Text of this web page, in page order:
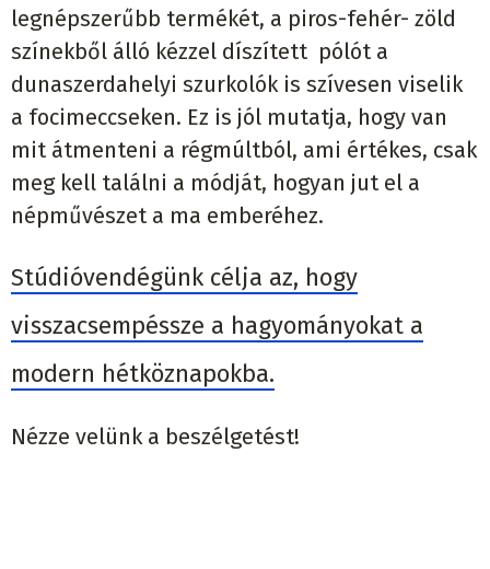
legnépszerűbb termékét, a piros-fehér- zöld
színekből álló kézzel díszített pólót a
dunaszerdahelyi szurkolók is szívesen viselik
a focimeccseken. Ez is jól mutatja, hogy van
mit átmenteni a régmúltból, ami értékes, csak
meg kell találni a módját, hogyan jut el a
népművészet a ma emberéhez.
Stúdióvendégünk célja az, hogy
visszacsempéssze a hagyományokat a
modern hétköznapokba.
Nézze velünk a beszélgetést!